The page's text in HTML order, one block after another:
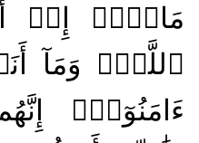
مَالًاۖ إِنۡ
ٱللَّهِۚ وَمَآ
ءَامَنُوٓاْۚ